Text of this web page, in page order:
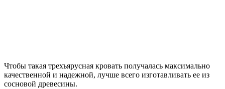
Чтобы такая трехъярусная кровать получалась максимально
качественной и надежной, лучше всего изготавливать ее из
сосновой древесины.